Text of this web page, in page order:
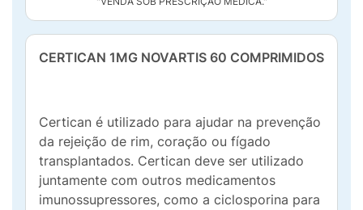
CERTICAN 1MG NOVARTIS 60 COMPRIMIDOS
Certican é utilizado para ajudar na prevenção
da rejeição de rim, coração ou fígado
transplantados. Certican deve ser utilizado
juntamente com outros medicamentos
imunossupressores, como a ciclosporina para